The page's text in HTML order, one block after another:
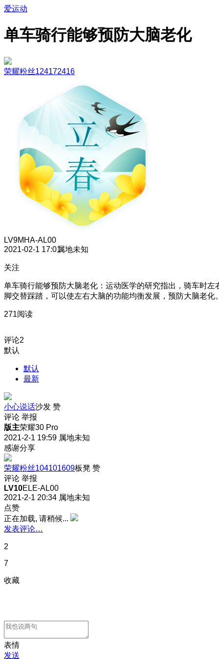
爱运动
单车骑行能够预防大脑老化
荣耀粉丝124172416
LV9MHA-AL00
2021-02-1 17:01属地未知
关注
单车骑行能够预防大脑老化：运动医学的研究指出，骑车时左
脚交替踩踏，可以使左右大脑的功能均衡发展，预防大脑老化
271阅读
评论2
默认
默认
最新
小心说话沙发 赞
评论 举报
版主荣耀30 Pro
2021-2-1 19:59 属地未知
感谢分享
荣耀粉丝104101609板凳 赞
评论 举报
LV10ELE-AL00
2021-2-1 20:34 属地未知
点赞
正在加载, 请稍候...
发表评论…
2
7
收藏
表情
发送